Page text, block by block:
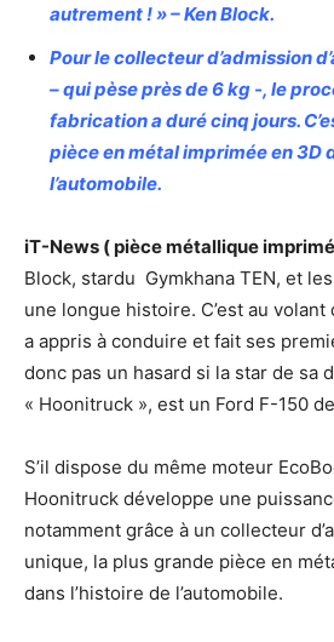
autrement ! » – Ken Block.
Pour le collecteur d’admission
– qui pèse près de 6 kg -, le
fabrication a duré cinq jours.
pièce en métal imprimée en 3D
l’automobile.
iT-News ( pièce métallique
Block, stardu Gymkhana TEN, et
une longue histoire. C’est au volant
a appris à conduire et fait ses
donc pas un hasard si la star de sa
« Hoonitruck », est un Ford F-150
S’il dispose du même moteur
Hoonitruck développe une
notamment grâce à un collecteur
unique, la plus grande pièce en
dans l’histoire de l’automobile.